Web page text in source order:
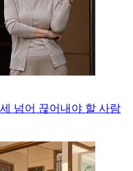
넘어 끊어내야 할 사람